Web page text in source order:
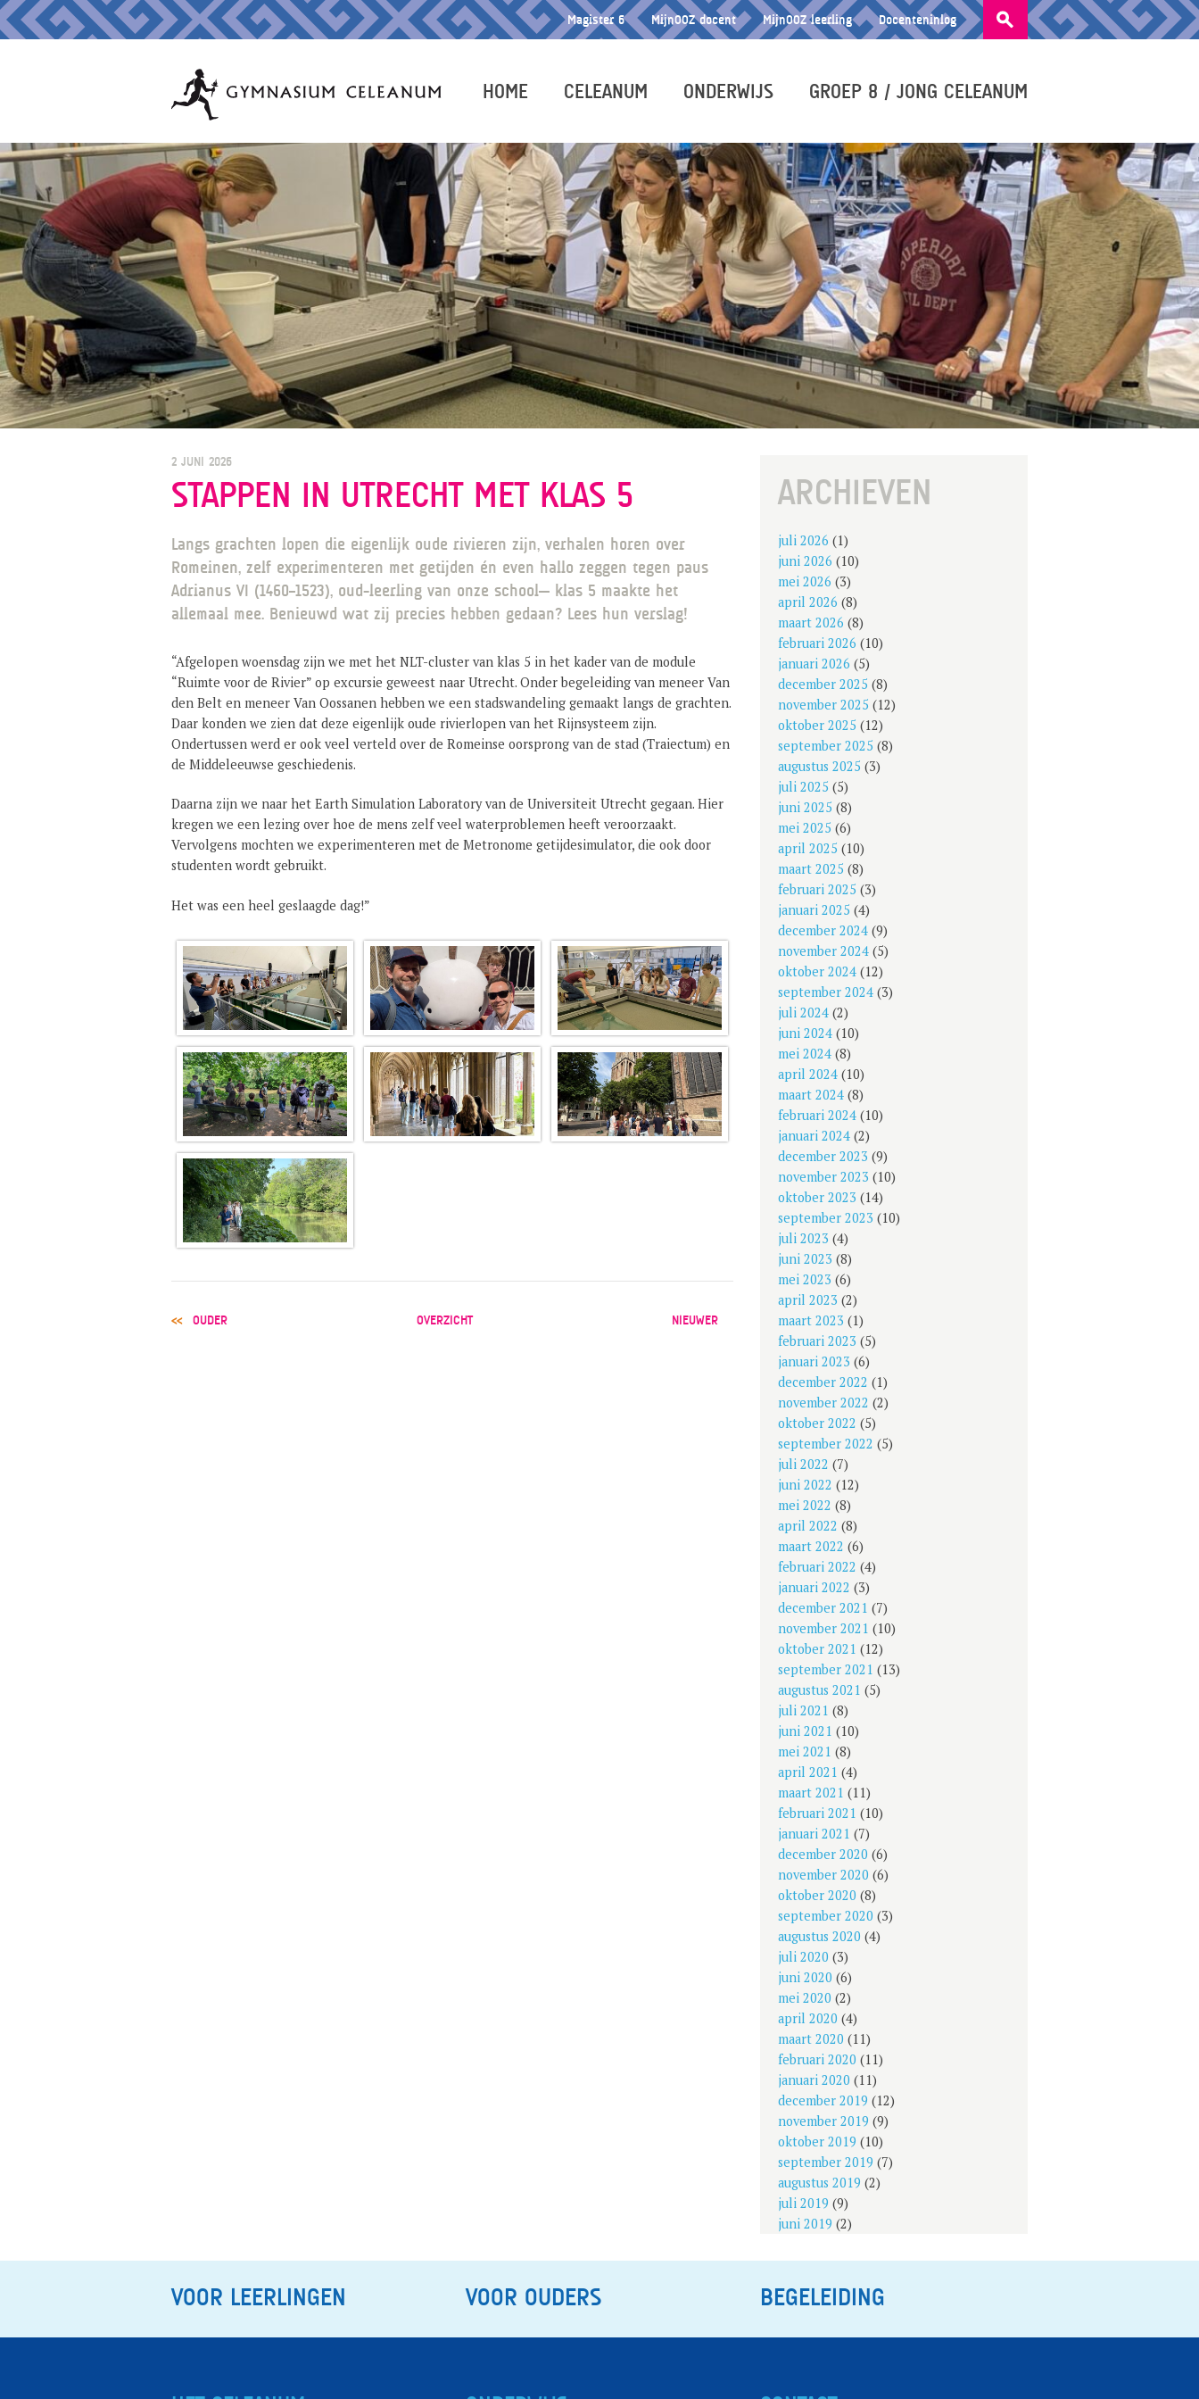
Zoeken
naar:
Magister 6 MijnOOZ docent MijnOOZ leerling Docenteninlog
HOME CELEANUM ONDERWIJS GROEP 8 / JONG CELEANUM
2 JUNI 2026
STAPPEN IN UTRECHT MET KLAS 5
Langs grachten lopen die eigenlijk oude rivieren zijn, verhalen horen over
Romeinen, zelf experimenteren met getijden én even hallo zeggen tegen paus
Adrianus VI (1460–1523), oud-leerling van onze school— klas 5 maakte het
allemaal mee. Benieuwd wat zij precies hebben gedaan? Lees hun verslag!
“Afgelopen woensdag zijn we met het NLT-cluster van klas 5 in het kader van de module
“Ruimte voor de Rivier” op excursie geweest naar Utrecht. Onder begeleiding van meneer Van
den Belt en meneer Van Oossanen hebben we een stadswandeling gemaakt langs de grachten.
Daar konden we zien dat deze eigenlijk oude rivierlopen van het Rijnsysteem zijn.
Ondertussen werd er ook veel verteld over de Romeinse oorsprong van de stad (Traiectum) en
de Middeleeuwse geschiedenis.
Daarna zijn we naar het Earth Simulation Laboratory van de Universiteit Utrecht gegaan. Hier
kregen we een lezing over hoe de mens zelf veel waterproblemen heeft veroorzaakt.
Vervolgens mochten we experimenteren met de Metronome getijdesimulator, die ook door
studenten wordt gebruikt.
Het was een heel geslaagde dag!”
POST
OUDER OVERZICHT NIEUWER
ARCHIEVEN
juli 2026 (1)
juni 2026 (10)
mei 2026 (3)
april 2026 (8)
maart 2026 (8)
februari 2026 (10)
januari 2026 (5)
december 2025 (8)
november 2025 (12)
oktober 2025 (12)
september 2025 (8)
augustus 2025 (3)
juli 2025 (5)
juni 2025 (8)
mei 2025 (6)
april 2025 (10)
maart 2025 (8)
februari 2025 (3)
januari 2025 (4)
december 2024 (9)
november 2024 (5)
oktober 2024 (12)
september 2024 (3)
juli 2024 (2)
juni 2024 (10)
mei 2024 (8)
april 2024 (10)
maart 2024 (8)
februari 2024 (10)
januari 2024 (2)
december 2023 (9)
november 2023 (10)
oktober 2023 (14)
september 2023 (10)
juli 2023 (4)
juni 2023 (8)
mei 2023 (6)
april 2023 (2)
maart 2023 (1)
februari 2023 (5)
januari 2023 (6)
december 2022 (1)
november 2022 (2)
oktober 2022 (5)
september 2022 (5)
juli 2022 (7)
juni 2022 (12)
mei 2022 (8)
april 2022 (8)
maart 2022 (6)
februari 2022 (4)
januari 2022 (3)
december 2021 (7)
november 2021 (10)
oktober 2021 (12)
september 2021 (13)
augustus 2021 (5)
juli 2021 (8)
juni 2021 (10)
mei 2021 (8)
april 2021 (4)
maart 2021 (11)
februari 2021 (10)
januari 2021 (7)
december 2020 (6)
november 2020 (6)
oktober 2020 (8)
september 2020 (3)
augustus 2020 (4)
juli 2020 (3)
juni 2020 (6)
mei 2020 (2)
april 2020 (4)
maart 2020 (11)
februari 2020 (11)
januari 2020 (11)
december 2019 (12)
november 2019 (9)
oktober 2019 (10)
september 2019 (7)
augustus 2019 (2)
juli 2019 (9)
juni 2019 (2)
VOOR LEERLINGEN VOOR OUDERS BEGELEIDING